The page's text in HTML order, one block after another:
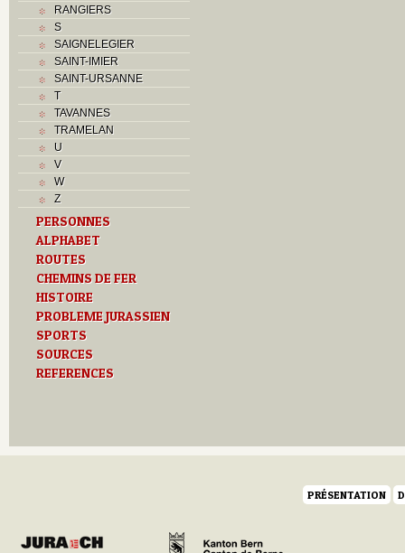
O
Problème jurassien
R
S
T
Textes
RANGIERS
S
SAIGNELEGIER
SAINT-IMIER
SAINT-URSANNE
T
TAVANNES
TRAMELAN
U
V
W
Z
PERSONNES
ALPHABET
ROUTES
CHEMINS DE FER
HISTOIRE
PROBLEME JURASSIEN
SPORTS
SOURCES
REFERENCES
PRÉSENTATION